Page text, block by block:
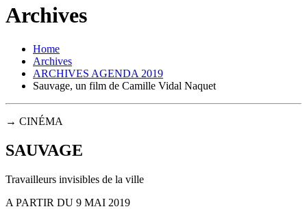
Archives
Home
Archives
ARCHIVES AGENDA 2019
Sauvage, un film de Camille Vidal Naquet
→ CINÉMA
SAUVAGE
Travailleurs invisibles de la ville
A PARTIR DU 9 MAI 2019